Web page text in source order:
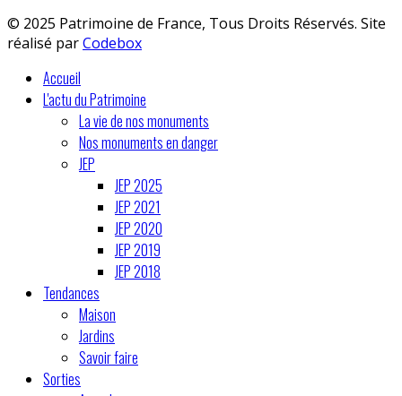
© 2025 Patrimoine de France, Tous Droits Réservés. Site
réalisé parCodebox
Accueil
L'actu du Patrimoine
La vie de nos monuments
Nos monuments en danger
JEP
JEP 2025
JEP 2021
JEP 2020
JEP 2019
JEP 2018
Tendances
Maison
Jardins
Savoir faire
Sorties